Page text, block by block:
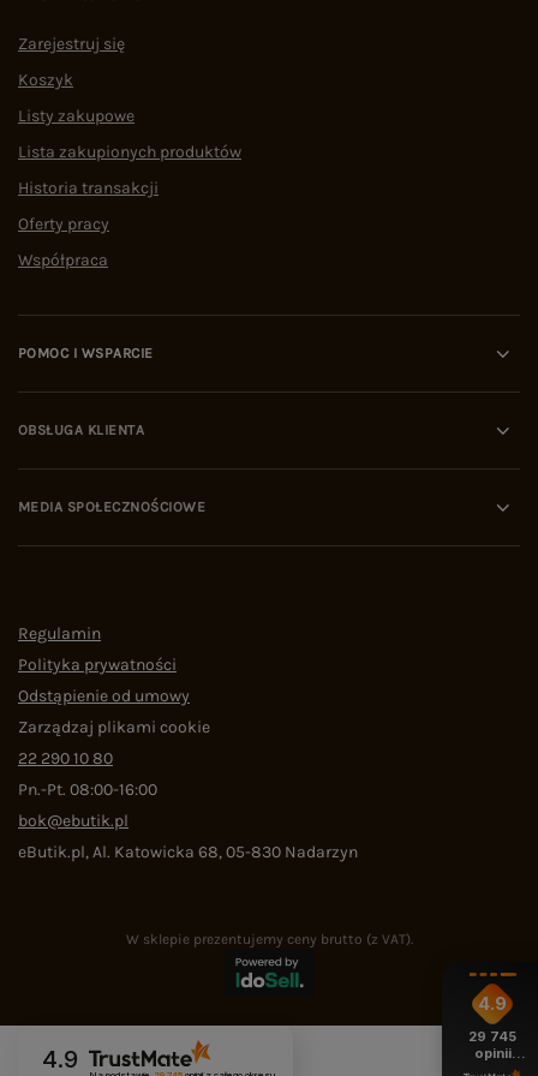
Zarejestruj się
Koszyk
Listy zakupowe
Lista zakupionych produktów
Historia transakcji
Oferty pracy
Współpraca
POMOC I WSPARCIE
OBSŁUGA KLIENTA
MEDIA SPOŁECZNOŚCIOWE
Regulamin
Polityka prywatności
Odstąpienie od umowy
Zarządzaj plikami cookie
22 290 10 80
Pn.-Pt. 08:00-16:00
bok@ebutik.pl
eButik.pl,Al. Katowicka 68,05-830 Nadarzyn
W sklepie prezentujemy ceny brutto (z VAT).
4.9
4.9
29 745
opinii
z całego